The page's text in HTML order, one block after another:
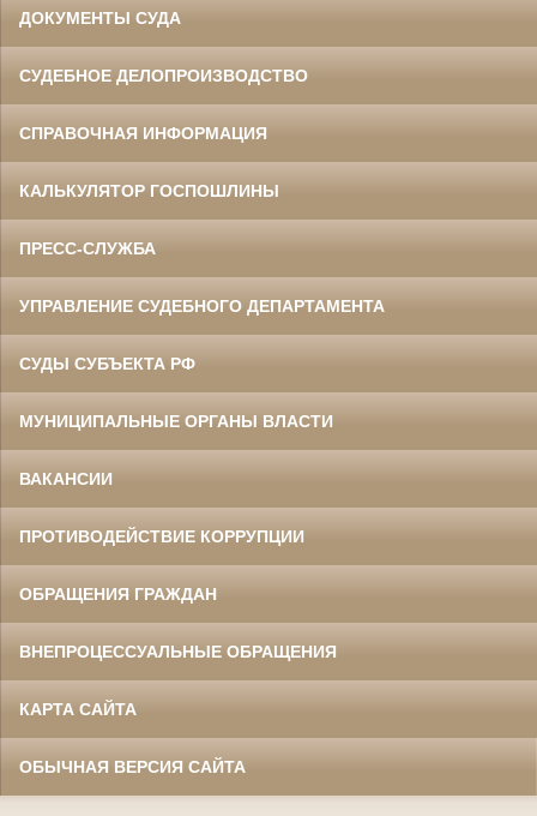
ДОКУМЕНТЫ СУДА
СУДЕБНОЕ ДЕЛОПРОИЗВОДСТВО
СПРАВОЧНАЯ ИНФОРМАЦИЯ
КАЛЬКУЛЯТОР ГОСПОШЛИНЫ
ПРЕСС-СЛУЖБА
УПРАВЛЕНИЕ СУДЕБНОГО ДЕПАРТАМЕНТА
СУДЫ СУБЪЕКТА РФ
МУНИЦИПАЛЬНЫЕ ОРГАНЫ ВЛАСТИ
ВАКАНСИИ
ПРОТИВОДЕЙСТВИЕ КОРРУПЦИИ
ОБРАЩЕНИЯ ГРАЖДАН
ВНЕПРОЦЕССУАЛЬНЫЕ ОБРАЩЕНИЯ
КАРТА САЙТА
ОБЫЧНАЯ ВЕРСИЯ САЙТА